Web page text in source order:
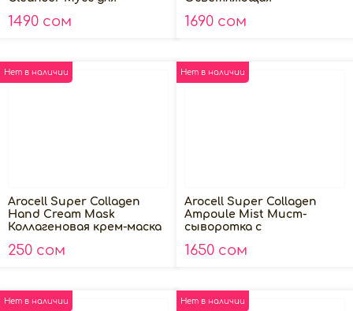
пантенолом, 160г
1490 сом 1690 сом
Нет в наличии
Arocell Super Collagen
Hand Cream Mask
Коллагеновая крем-маска
250 сом
Нет в наличии
Arocell Super Collagen
Ampoule Mist Мист-
сыворотка с
коллагеном, 80мл
1650 сом
Нет в наличии Нет в наличии